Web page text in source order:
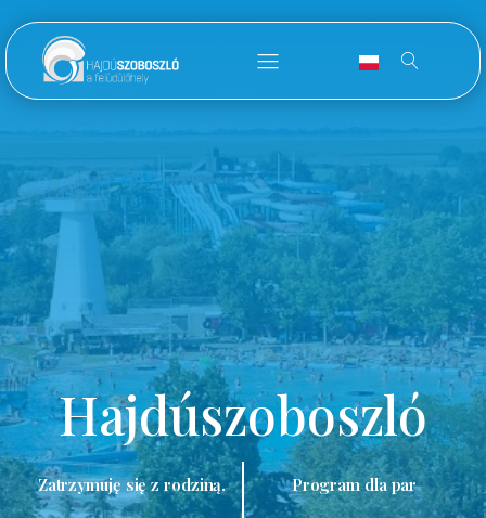
Hajdúszoboszló
Zatrzymuję się z rodziną. Program dla par